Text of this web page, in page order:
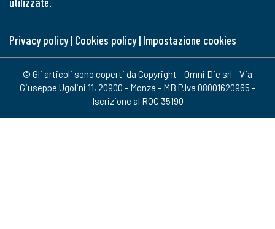
Privacy policy| Cookies policy| Impostazione cookies
© Gli articoli sono coperti da Copyright - Omni Die srl - Via
Giuseppe Ugolini 11, 20900 - Monza - MB P.Iva 08001620965 -
Iscrizione al ROC 35190